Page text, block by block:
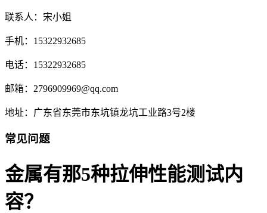
联系人：宋小姐
手机：15322932685
电话：15322932685
邮箱：2796909969@qq.com
地址：广东省东莞市东坑镇龙坑工业路3号2楼
常见问题
金属有那5种拉伸性能测试内
容？